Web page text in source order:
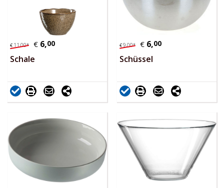
€ 11,00* € 6,00
Schale
€9,00* € 6,00
Schüssel